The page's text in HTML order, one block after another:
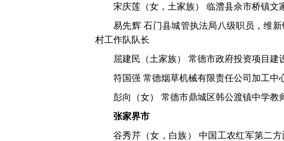
宋庆莲（女，土家族） 临澧县佘市桥镇文
易先辉 石门县城管执法局八级职员，维
村工作队队长
屈建民（土家族） 常德市政府投资项目建
符国强 常德烟草机械有限责任公司加工中
彭向（女） 常德市鼎城区韩公渡镇中学教
张家界市
谷秀芹（女，白族） 中国工农红军第二